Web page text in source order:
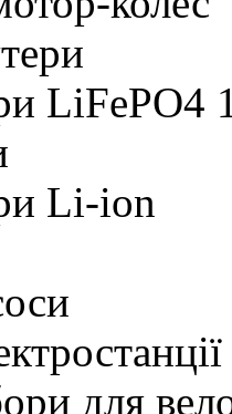
LiFePO4
Li-ion
для